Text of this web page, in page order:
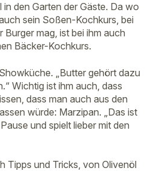
den Garten der Gäste. Da wo
sein Soßen-Kochkurs, bei
mag, ist bei ihm auch
Bäcker-Kochkurs.
„Butter gehört dazu
Wichtig ist ihm auch, dass
dass man auch aus den
würde: Marzipan. „Das ist
und spielt lieber mit den
Tipps und Tricks, von Olivenöl